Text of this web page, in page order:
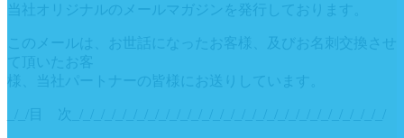
当社オリジナルのメールマガジンを発行しております。
このメールは、お世話になったお客様、及びお名刺交換させ
て頂いたお客
様、当社パートナーの皆様にお送りしています。
_/_/目 次_/_/_/_/_/_/_/_/_/_/_/_/_/_/_/_/_/_/_/_/_/_/_/_/_/_/_/_/_/